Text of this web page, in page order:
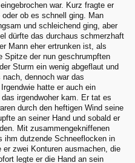
war. Kurz fragte er
ob es schnell ging. Man
und schleichend ging, aber
dürfte das durchaus schmerzhaft
Mann eher ertrunken ist, als
Spitze der nun geschrumpften
Sturm ein wenig abgeflaut und
dennoch war das
hatte er auch ein
irgendwoher kam. Er tat es
durch den heftigen Wind seine
an seiner Hand und sobald er
Mit zusammengekniffenen
ihm dutzende Schneeflocken in
zwei Konturen ausmachen, die
legte er die Hand an sein